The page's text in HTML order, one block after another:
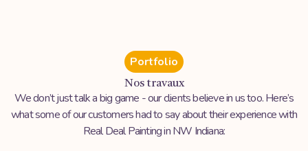
Portfolio
Nos travaux
We don’t just talk a big game - our clients believe in us too. Here’s
what some of our customers had to say about their experience with
Real Deal Painting in NW Indiana: